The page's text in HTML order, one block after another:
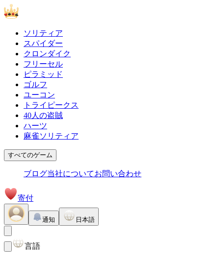
ソリティア
スパイダー
クロンダイク
フリーセル
ピラミッド
ゴルフ
ユーコン
トライピークス
40人の盗賊
ハーツ
麻雀ソリティア
すべてのゲーム
ブログ当社についてお問い合わせ
寄付
通知 日本語
言語